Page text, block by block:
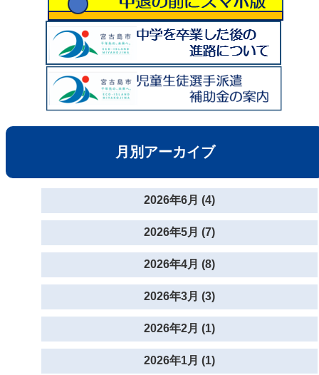
月別アーカイブ
2026年6月 (4)
2026年5月 (7)
2026年4月 (8)
2026年3月 (3)
2026年2月 (1)
2026年1月 (1)